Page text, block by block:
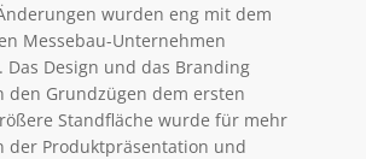
wurden eng mit dem
Messebau-Unternehmen
Das Design und das Branding
den Grundzügen dem ersten
Standfläche wurde für mehr
der Produktpräsentation und